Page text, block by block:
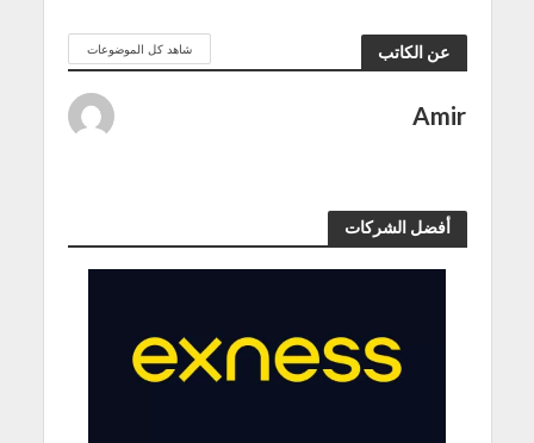
عن الكاتب شاهد كل الموضوعات
Amir
أفضل الشركات